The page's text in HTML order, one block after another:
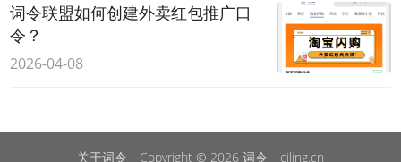
词令联盟如何创建外卖红包推广口
令？
2026-04-08
关于词令 Copyright © 2026 词令 ciling.cn